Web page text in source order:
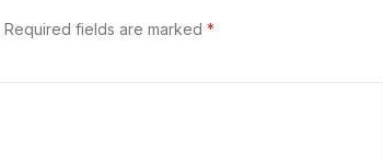
Required fields are marked *